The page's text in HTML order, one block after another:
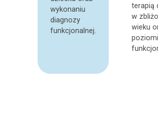
wykonaniu
diagnozy
funkcjonalnej.
terapią
w
wieku